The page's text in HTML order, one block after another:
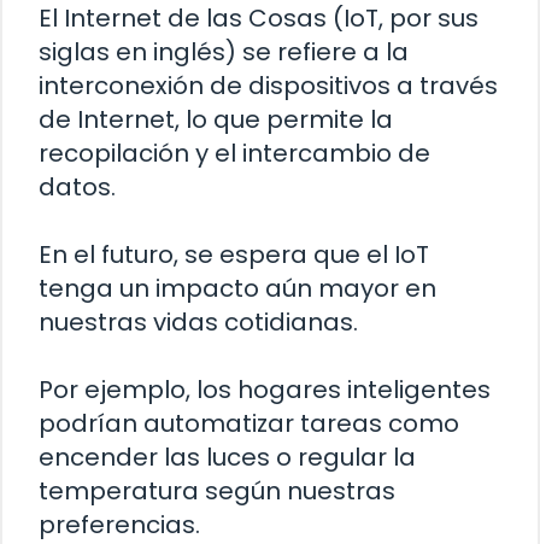
El Internet de las Cosas (IoT, por sus
siglas en inglés) se refiere a la
interconexión de dispositivos a través
de Internet, lo que permite la
recopilación y el intercambio de
datos.
En el futuro, se espera que el IoT
tenga un impacto aún mayor en
nuestras vidas cotidianas.
Por ejemplo, los hogares inteligentes
podrían automatizar tareas como
encender las luces o regular la
temperatura según nuestras
preferencias.